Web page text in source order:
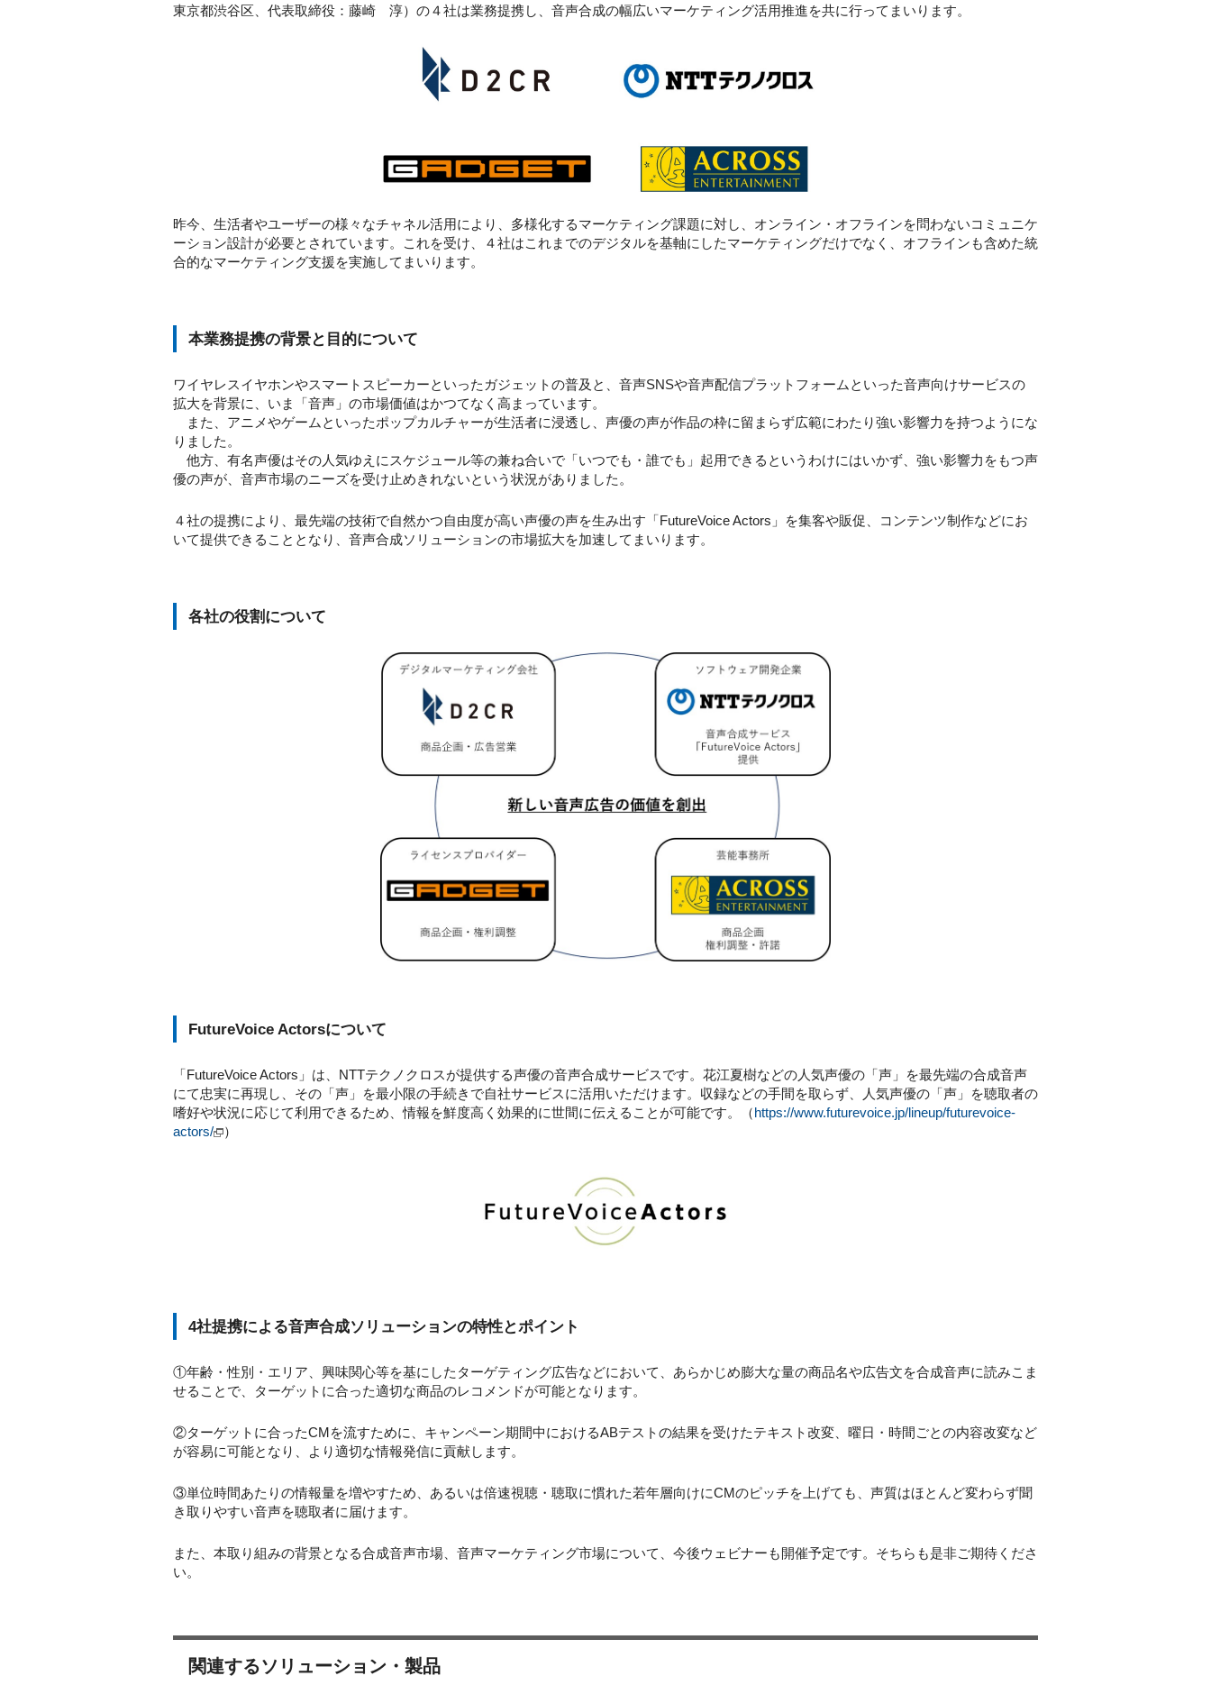
東京都渋谷区、代表取締役：藤崎 淳）の４社は業務提携し、音声合成の幅広いマーケティング活用推進を共に行ってまいります。
昨今、生活者やユーザーの様々なチャネル活用により、多様化するマーケティング課題に対し、オンライン・オフラインを問わないコミュニケ
ーション設計が必要とされています。これを受け、４社はこれまでのデジタルを基軸にしたマーケティングだけでなく、オフラインも含めた統
合的なマーケティング支援を実施してまいります。
本業務提携の背景と目的について
ワイヤレスイヤホンやスマートスピーカーといったガジェットの普及と、音声SNSや音声配信プラットフォームといった音声向けサービスの
拡大を背景に、いま「音声」の市場価値はかつてなく高まっています。
また、アニメやゲームといったポップカルチャーが生活者に浸透し、声優の声が作品の枠に留まらず広範にわたり強い影響力を持つようにな
りました。
他方、有名声優はその人気ゆえにスケジュール等の兼ね合いで「いつでも・誰でも」起用できるというわけにはいかず、強い影響力をもつ声
優の声が、音声市場のニーズを受け止めきれないという状況がありました。
４社の提携により、最先端の技術で自然かつ自由度が高い声優の声を生み出す「FutureVoice Actors」を集客や販促、コンテンツ制作などにお
いて提供できることとなり、音声合成ソリューションの市場拡大を加速してまいります。
各社の役割について
FutureVoice Actorsについて
「FutureVoice Actors」は、NTTテクノクロスが提供する声優の音声合成サービスです。花江夏樹などの人気声優の「声」を最先端の合成音声
にて忠実に再現し、その「声」を最小限の手続きで自社サービスに活用いただけます。収録などの手間を取らず、人気声優の「声」を聴取者の
嗜好や状況に応じて利用できるため、情報を鮮度高く効果的に世間に伝えることが可能です。（https://www.futurevoice.jp/lineup/futurevoice-
actors/
）
4社提携による音声合成ソリューションの特性とポイント
①年齢・性別・エリア、興味関心等を基にしたターゲティング広告などにおいて、あらかじめ膨大な量の商品名や広告文を合成音声に読みこま
せることで、ターゲットに合った適切な商品のレコメンドが可能となります。
②ターゲットに合ったCMを流すために、キャンペーン期間中におけるABテストの結果を受けたテキスト改変、曜日・時間ごとの内容改変など
が容易に可能となり、より適切な情報発信に貢献します。
③単位時間あたりの情報量を増やすため、あるいは倍速視聴・聴取に慣れた若年層向けにCMのピッチを上げても、声質はほとんど変わらず聞
き取りやすい音声を聴取者に届けます。
また、本取り組みの背景となる合成音声市場、音声マーケティング市場について、今後ウェビナーも開催予定です。そちらも是非ご期待くださ
い。
関連するソリューション・製品